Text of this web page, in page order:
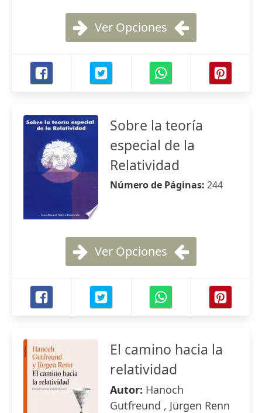
Ver Opciones
Sobre la teoría
especial de la
Relatividad
Número de Páginas: 244
Ver Opciones
El camino hacia la
relatividad
Autor: Hanoch
Gutfreund , Jürgen Renn